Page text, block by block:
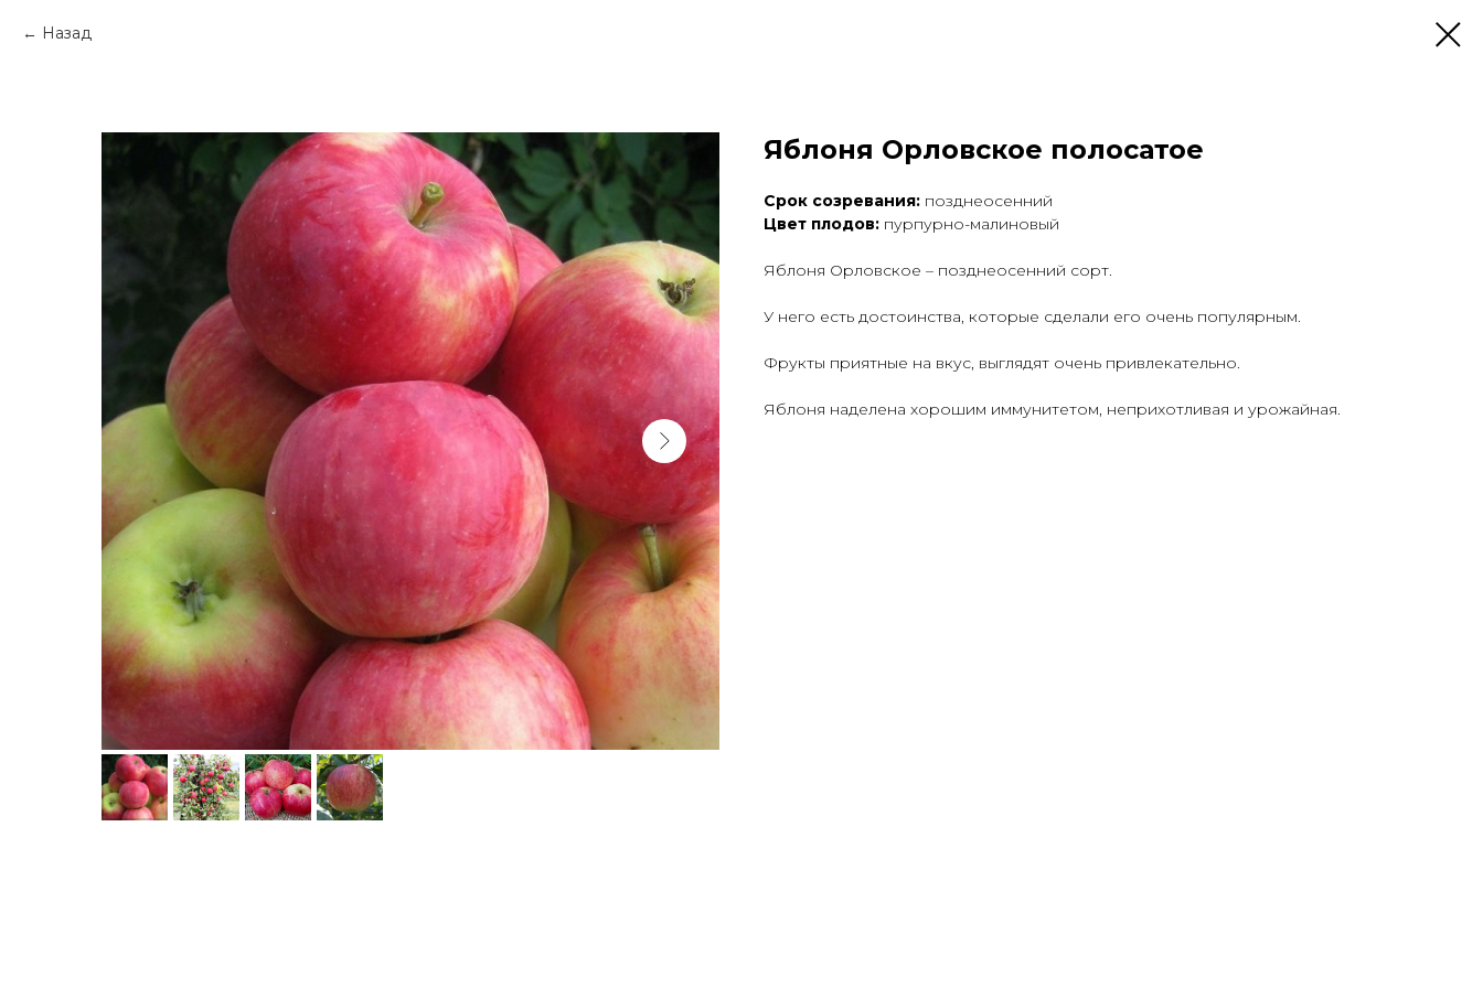
Назад
Яблоня Орловское полосатое
Срок созревания: позднеосенний
Цвет плодов: пурпурно-малиновый
Яблоня Орловское – позднеосенний сорт.
У него есть достоинства, которые сделали его очень популярным.
Фрукты приятные на вкус, выглядят очень привлекательно.
Яблоня наделена хорошим иммунитетом, неприхотливая и урожайная.